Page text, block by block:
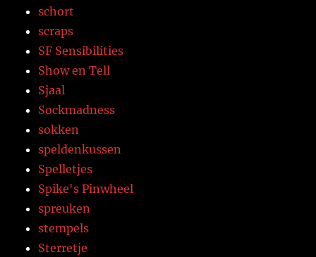
schort
scraps
SF Sensibilities
Show en Tell
Sjaal
Sockmadness
sokken
speldenkussen
Spelletjes
Spike's Pinwheel
spreuken
stempels
Sterretje